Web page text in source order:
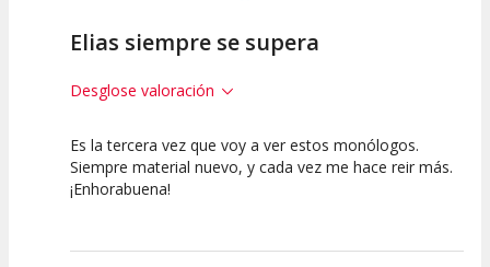
Elias siempre se supera
Desglose valoración
10
Calidad del
10 10
Es la tercera vez que voy a ver estos monólogos.
Siempre material nuevo, y cada vez me hace reir más.
¡Enhorabuena!